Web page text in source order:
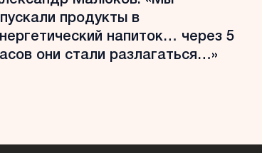
продукты в
напиток… через 5
они стали разлагаться…»